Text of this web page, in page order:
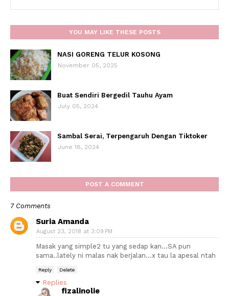
YOU MAY LIKE THESE POSTS
NASI GORENG TELUR KOSONG
November 05, 2025
Buat Sendiri Bergedil Tauhu Ayam
July 05, 2024
Sambal Serai, Terpengaruh Dengan Tiktoker
June 18, 2024
POST A COMMENT
7 Comments
Suria Amanda
August 23, 2018 at 3:09 PM
Masak yang simple2 tu yang sedap kan...SA pun
sama..lately ni malas nak berjalan...x tau la apesal ntah
Reply Delete
Replies
fizalinolie